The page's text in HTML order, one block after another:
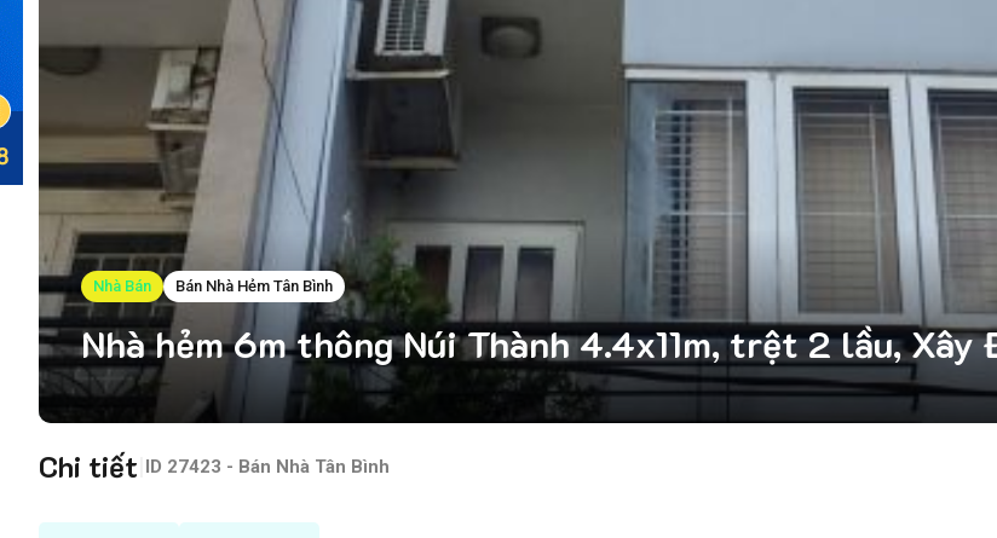
Nhà Bán Bán Nhà Hẻm Tân Bình
Nhà hẻm 6m thông Núi Thành 4.4x11m, trệt 2 lầu,
Chi tiết ID 27423 - Bán Nhà Tân Bình